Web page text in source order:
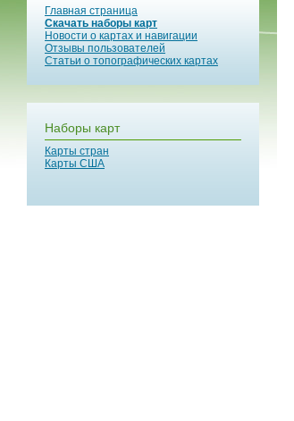
Главная страница
Скачать наборы карт
Новости о картах и навигации
Отзывы пользователей
Статьи о топографических картах
Наборы карт
Карты стран
Карты США